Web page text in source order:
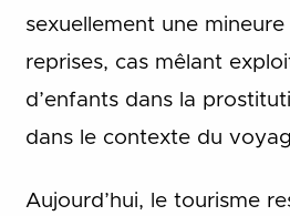
sexuellement une mineure
reprises, cas mêlant
d’enfants dans la
dans le contexte du
Aujourd’hui, le tourisme